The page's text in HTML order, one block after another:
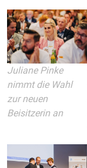
Juliane Pinke
nimmt die Wahl
zur neuen
Beisitzerin an